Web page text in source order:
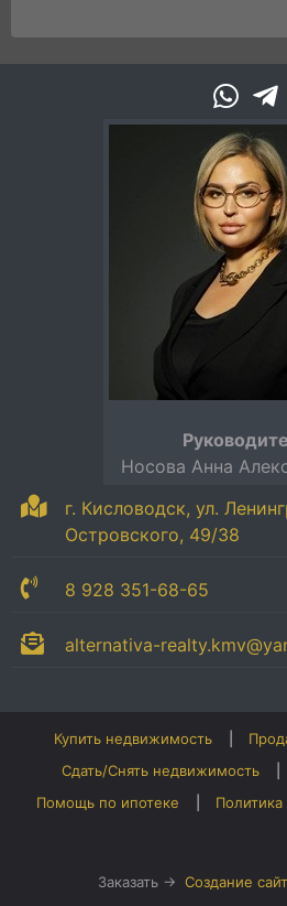
г. Кисловодск, ул.
Островского, 49/38
8 928 351-68-65
alternativa-
Носова Анна
Купить недвижимость
Сдать/Снять недвижимость
Помощь по ипотеке
Заказать → Создание